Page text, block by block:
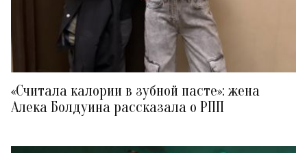
«Считала калории в зубной пасте»: жена
Алека Болдуина рассказала о РПП